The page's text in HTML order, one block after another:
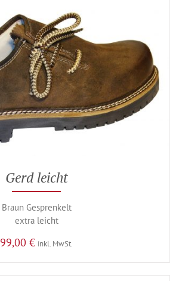
Gerd leicht
Braun Gesprenkelt
extra leicht
99,00 € inkl. MwSt.